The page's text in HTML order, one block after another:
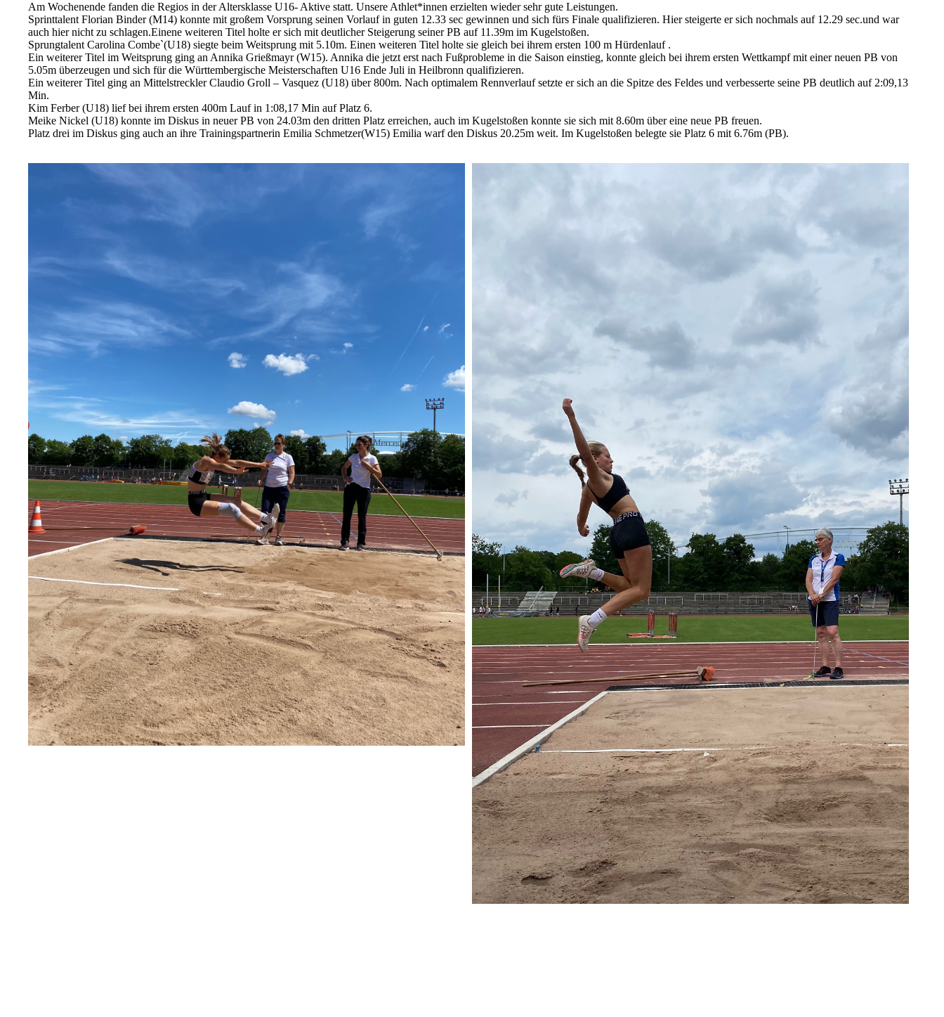
Am Wochenende fanden die Regios in der Altersklasse U16- Aktive statt. Unsere Athlet*innen erzielten wieder sehr gute Leistungen.
Sprinttalent Florian Binder (M14) konnte mit großem Vorsprung seinen Vorlauf in guten 12.33 sec gewinnen und sich fürs Finale qualifizieren. Hier steigerte er sich nochmals auf 12.29 sec.und war
auch hier nicht zu schlagen.Einene weiteren Titel holte er sich mit deutlicher Steigerung seiner PB auf 11.39m im Kugelstoßen.
Sprungtalent Carolina Combe`(U18) siegte beim Weitsprung mit 5.10m. Einen weiteren Titel holte sie gleich bei ihrem ersten 100 m Hürdenlauf .
Ein weiterer Titel im Weitsprung ging an Annika Grießmayr (W15). Annika die jetzt erst nach Fußprobleme in die Saison einstieg, konnte gleich bei ihrem ersten Wettkampf mit einer neuen PB von
5.05m überzeugen und sich für die Württembergische Meisterschaften U16 Ende Juli in Heilbronn qualifizieren.
Ein weiterer Titel ging an Mittelstreckler Claudio Groll – Vasquez (U18) über 800m. Nach optimalem Rennverlauf setzte er sich an die Spitze des Feldes und verbesserte seine PB deutlich auf 2:09,13
Min.
Kim Ferber (U18) lief bei ihrem ersten 400m Lauf in 1:08,17 Min auf Platz 6.
Meike Nickel (U18) konnte im Diskus in neuer PB von 24.03m den dritten Platz erreichen, auch im Kugelstoßen konnte sie sich mit 8.60m über eine neue PB freuen.
Platz drei im Diskus ging auch an ihre Trainingspartnerin Emilia Schmetzer(W15) Emilia warf den Diskus 20.25m weit. Im Kugelstoßen belegte sie Platz 6 mit 6.76m (PB).